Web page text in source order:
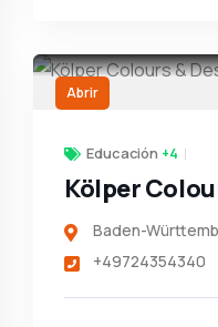
Abrir
Educación +4
Kölper
Baden-
+49724354340